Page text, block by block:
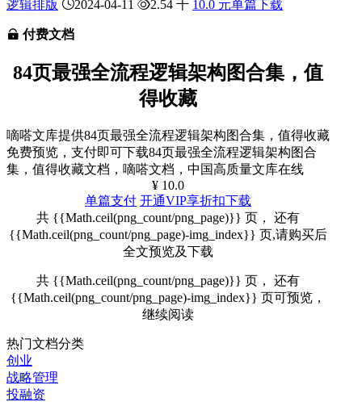
逻辑排版 2024-04-11 2.54 千 10.0 元单篇下载
付费文档
84页最强全流程逻辑架构图合集，值
得收藏
嘀嗒文库提供84页最强全流程逻辑架构图合集，值得收藏
免费预览，支付即可下载84页最强全流程逻辑架构图合
集，值得收藏文档，嘀嗒文档，中国高质量文库在线
¥ 10.0
单篇支付 开通VIP享折扣下载
共 {{Math.ceil(png_count/png_page)}} 页， 还有
{{Math.ceil(png_count/png_page)-img_index}} 页,请购买后
全文预览及下载
共 {{Math.ceil(png_count/png_page)}} 页， 还有
{{Math.ceil(png_count/png_page)-img_index}} 页可预览，
继续阅读
热门文档分类
创业
战略管理
投融资